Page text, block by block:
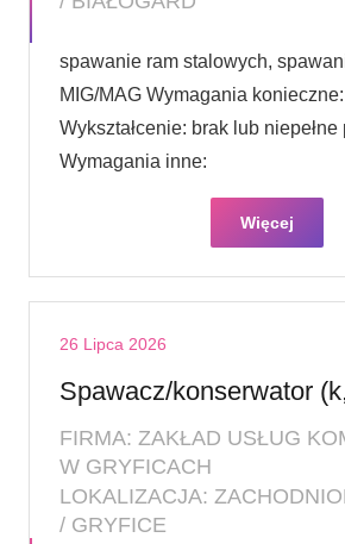
spawanie ram stalowych,
MIG/MAG Wymagania konieczne:
Wykształcenie: brak lub
Wymagania inne:
Więcej
26 Lipca 2026
Spawacz/konserwator
FIRMA: ZAKŁAD USŁUG
W GRYFICACH
LOKALIZACJA:
/ GRYFICE